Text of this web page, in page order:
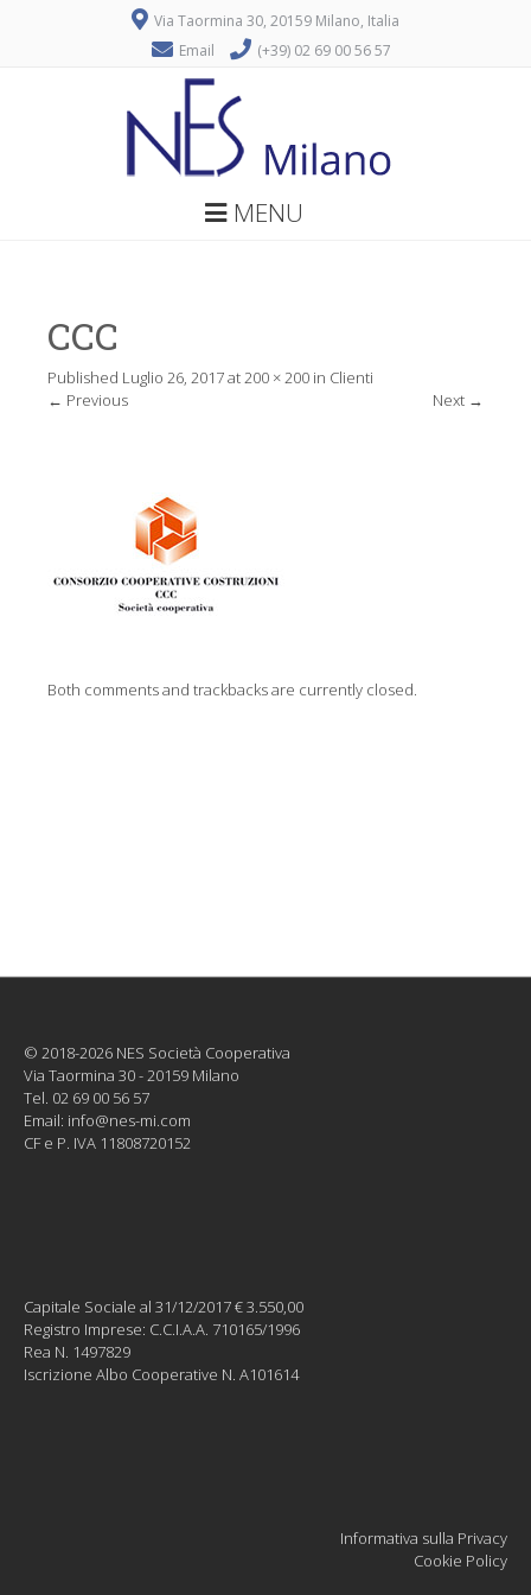
Via Taormina 30, 20159 Milano, Italia
Email
(+39) 02 69 00 56 57
MENU
CCC
Published Luglio 26, 2017at200 × 200 in Clienti
← Previous Next →
Both comments and trackbacks are currently closed.
© 2018-2026 NES Società Cooperativa
Via Taormina 30 - 20159 Milano
Tel. 02 69 00 56 57
Email: info@nes-mi.com
CF e P. IVA 11808720152
Capitale Sociale al 31/12/2017 € 3.550,00
Registro Imprese: C.C.I.A.A. 710165/1996
Rea N. 1497829
Iscrizione Albo Cooperative N. A101614
Informativa sulla Privacy
Cookie Policy